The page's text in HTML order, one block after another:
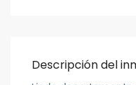
Descripción del